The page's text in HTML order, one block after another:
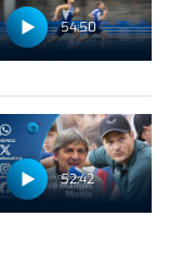
54:50
52:42